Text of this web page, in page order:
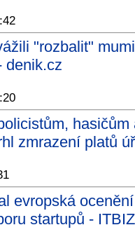
"rozbalit"
denik.cz
zmrazení platů
evropská
startupů - ITBIZ